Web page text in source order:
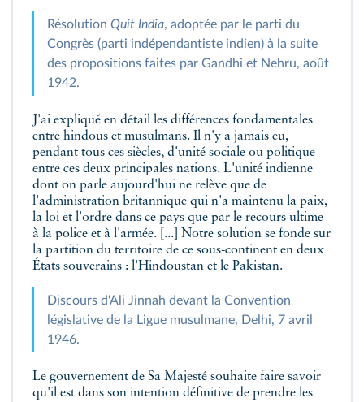
Résolution Quit India, adoptée par le parti du
Congrès (parti indépendantiste indien) à la suite
des propositions faites par Gandhi et Nehru, août
1942.
J'ai expliqué en détail les différences fondamentales
entre hindous et musulmans. Il n'y a jamais eu,
pendant tous ces siècles, d'unité sociale ou politique
entre ces deux principales nations. L'unité indienne
dont on parle aujourd'hui ne relève que de
l'administration britannique qui n'a maintenu la paix,
la loi et l'ordre dans ce pays que par le recours ultime
à la police et à l'armée. [...] Notre solution se fonde sur
la partition du territoire de ce sous-continent en deux
États souverains : l'Hindoustan et le Pakistan.
Discours d'Ali Jinnah devant la Convention
législative de la Ligue musulmane, Delhi, 7 avril
1946.
Le gouvernement de Sa Majesté souhaite faire savoir
qu'il est dans son intention définitive de prendre les